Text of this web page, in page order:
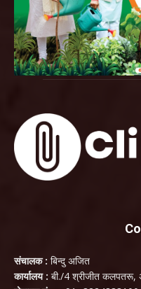
संचालक : बिन्दु अजित
कार्यालय : बी./4 श्रीजीत कलपतरू,